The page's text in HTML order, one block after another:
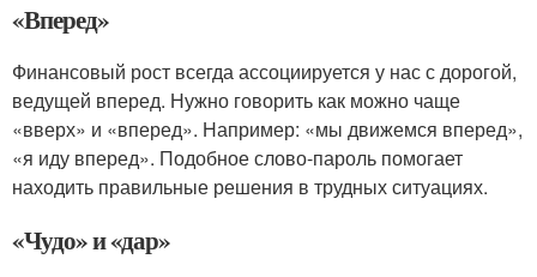
«Вперед»
Финансовый рост всегда ассоциируется у нас с дорогой,
ведущей вперед. Нужно говорить как можно чаще
«вверх» и «вперед». Например: «мы движемся вперед»,
«я иду вперед». Подобное слово-пароль помогает
находить правильные решения в трудных ситуациях.
«Чудо» и «дар»